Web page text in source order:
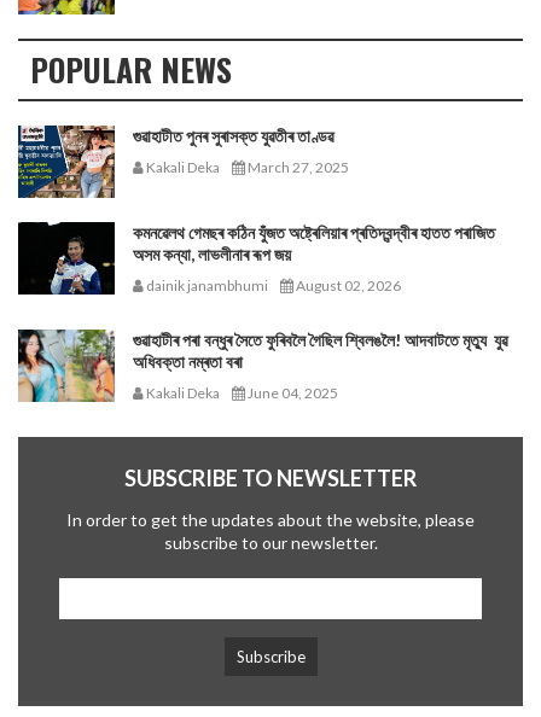
POPULAR NEWS
গুৱাহাটীত পুনৰ সুৰাসক্ত যুৱতীৰ তাণ্ডৱ
Kakali Deka March 27, 2025
কমনৱেলথ গেমছৰ কঠিন যুঁজত অষ্ট্ৰেলিয়াৰ প্ৰতিদ্বন্দ্বীৰ হাতত পৰাজিত
অসম কন্যা, লাভলীনাৰ ৰূপ জয়
dainik janambhumi August 02, 2026
গুৱাহাটীৰ পৰা বন্ধুৰ সৈতে ফুৰিবলৈ গৈছিল শ্বিলঙলৈ! আদবাটতে মৃত্যু যুৱ
অধিবক্তা নম্ৰতা বৰা
Kakali Deka June 04, 2025
SUBSCRIBE TO NEWSLETTER
In order to get the updates about the website, please
subscribe to our newsletter.